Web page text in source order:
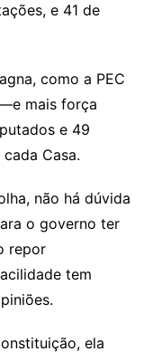
e 41 de
como a PEC
mais força
e 49
Casa.
não há dúvida
o governo ter
repor
tem
ela